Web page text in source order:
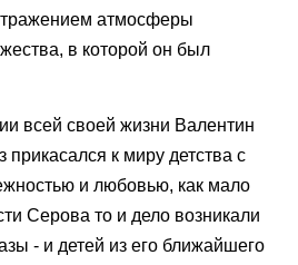
атмосферы
в которой он был
всей своей жизни Валентин
прикасался к миру детства с
и любовью, как мало
Серова то и дело возникали
- и детей из его ближайшего